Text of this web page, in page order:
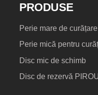
PRODUSE
Perie mare de
Perie mică pentru
Disc mic de schimb
Disc de rezervă